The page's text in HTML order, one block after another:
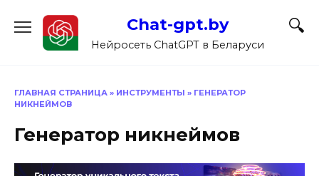
содержанию
Chat-gpt.by
Нейросеть ChatGPT в Беларуси
ГЛАВНАЯ СТРАНИЦА » ИНСТРУМЕНТЫ » ГЕНЕРАТОР
НИКНЕЙМОВ
Генератор никнеймов